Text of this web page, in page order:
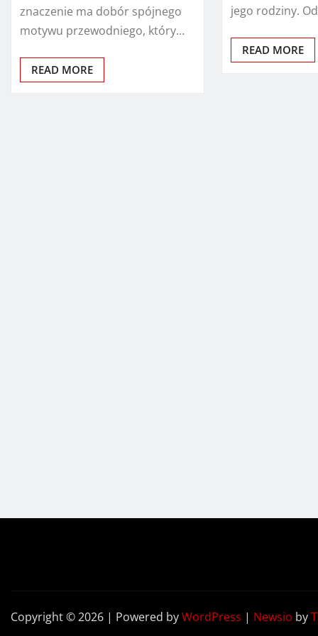
znaczenie ma dobór spójnego
motywu przewodniego, który…
READ MORE
jego rodziny.
READ MORE
Copyright © 2026 | Powered byWordPress | Newsio by